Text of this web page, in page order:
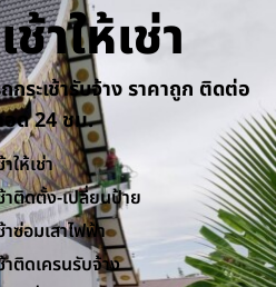
าให้เช่า
ถกระเช้ารับจ้าง ราคาถูก ติดต่อ
อด 24 ชม.
ให้เช่า
าติดตั้ง-เปลี่ยนป้าย
าซ่อมเสาไฟฟ้า
าติดเครนรับจ้าง